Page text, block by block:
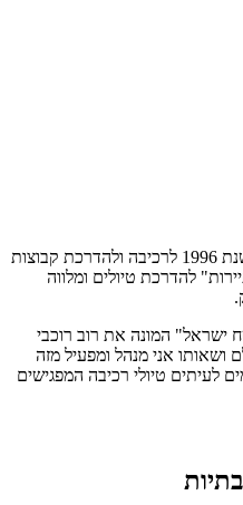
מורה מוסמך מטעם מכון וינגייט מאז שנת 1996 לרכיבה ולהדרכת קבוצות
להדרכת טיולים ומלווה
ישראל" המונה את רוב רוכבי
ושאותו אני מנהל ומפעיל מזה
לעיתים טיולי רכיבה המפגישים